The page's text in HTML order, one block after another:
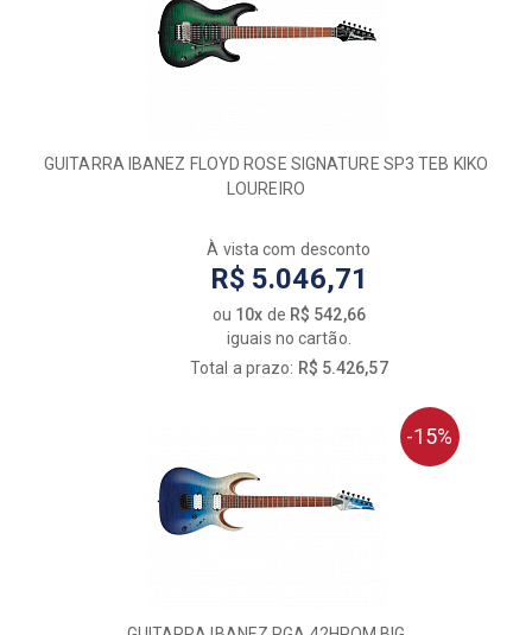
GUITARRA IBANEZ FLOYD ROSE SIGNATURE SP3 TEB KIKO
LOUREIRO
À vista com desconto
R$ 5.046,71
ou 10x de R$ 542,66
iguais no cartão.
Total a prazo: R$ 5.426,57
-15%